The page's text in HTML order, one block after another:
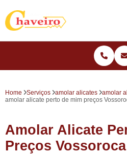
Home Serviços amolar alicates
amolar
amolar alicate perto de mim preços
Amolar Alicate
Preços Vossoroca